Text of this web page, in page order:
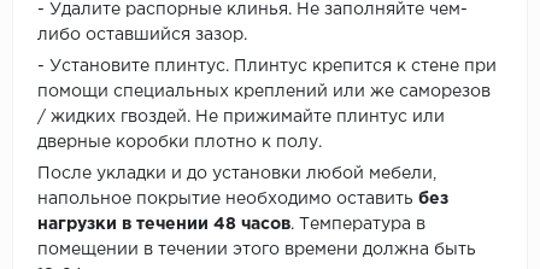
- Удалите распорные клинья. Не заполняйте чем-
либо оставшийся зазор.
- Установите плинтус. Плинтус крепится к стене при
помощи специальных креплений или же саморезов
/ жидких гвоздей. Не прижимайте плинтус или
дверные коробки плотно к полу.
После укладки и до установки любой мебели,
напольное покрытие необходимо оставить без
нагрузки в течении 48 часов. Температура в
помещении в течении этого времени должна быть